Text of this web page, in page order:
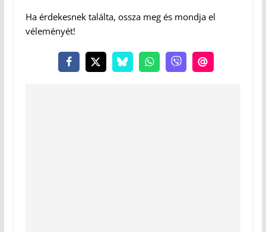
Ha érdekesnek találta, ossza meg és mondja el
véleményét!